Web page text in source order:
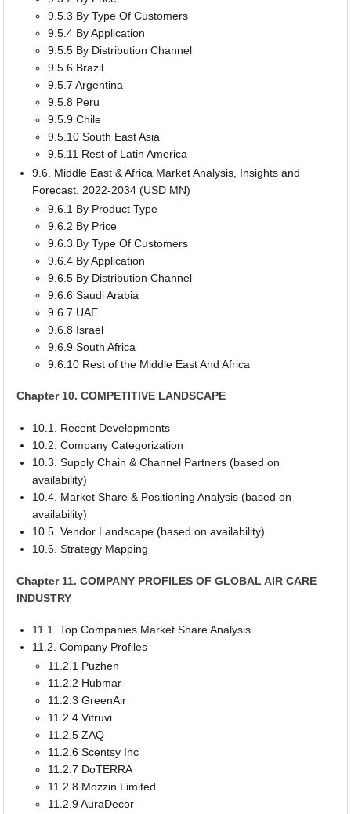
9.5.3 By Type Of Customers
9.5.4 By Application
9.5.5 By Distribution Channel
9.5.6 Brazil
9.5.7 Argentina
9.5.8 Peru
9.5.9 Chile
9.5.10 South East Asia
9.5.11 Rest of Latin America
9.6. Middle East & Africa Market Analysis, Insights and
Forecast, 2022-2034 (USD MN)
9.6.1 By Product Type
9.6.2 By Price
9.6.3 By Type Of Customers
9.6.4 By Application
9.6.5 By Distribution Channel
9.6.6 Saudi Arabia
9.6.7 UAE
9.6.8 Israel
9.6.9 South Africa
9.6.10 Rest of the Middle East And Africa
Chapter 10. COMPETITIVE LANDSCAPE
10.1. Recent Developments
10.2. Company Categorization
10.3. Supply Chain & Channel Partners (based on
availability)
10.4. Market Share & Positioning Analysis (based on
availability)
10.5. Vendor Landscape (based on availability)
10.6. Strategy Mapping
Chapter 11. COMPANY PROFILES OF GLOBAL AIR CARE
INDUSTRY
11.1. Top Companies Market Share Analysis
11.2. Company Profiles
11.2.1 Puzhen
11.2.2 Hubmar
11.2.3 GreenAir
11.2.4 Vitruvi
11.2.5 ZAQ
11.2.6 Scentsy Inc
11.2.7 DoTERRA
11.2.8 Mozzin Limited
11.2.9 AuraDecor